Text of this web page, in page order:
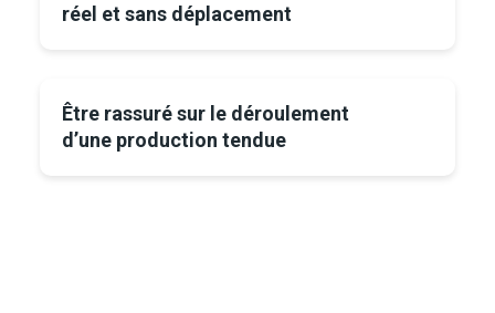
réel et sans déplacement
Être rassuré sur le déroulement
d’une production tendue